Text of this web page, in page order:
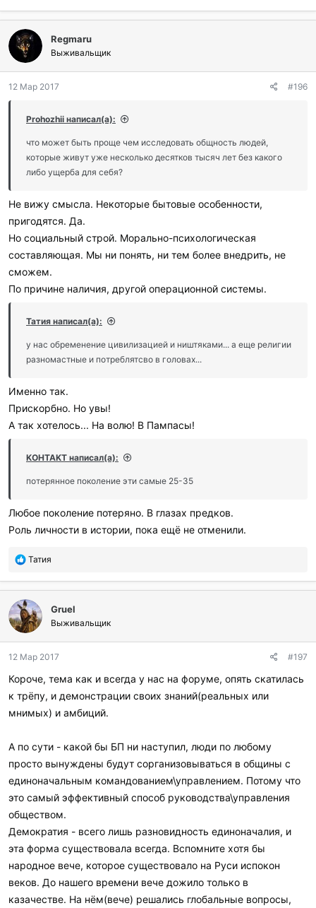
Regmaru
Выживальщик
12 Мар 2017 #196
Prohozhii написал(а):
что может быть проще чем исследовать общность людей,
которые живут уже несколько десятков тысяч лет без какого
либо ущерба для себя?
Не вижу смысла. Некоторые бытовые особенности,
пригодятся. Да.
Но социальный строй. Морально-психологическая
составляющая. Мы ни понять, ни тем более внедрить, не
сможем.
По причине наличия, другой операционной системы.
Татия написал(а):
у нас обременение цивилизацией и ништяками... а еще религии
разномастные и потреблятсво в головах...
Именно так.
Прискорбно. Но увы!
А так хотелось... На волю! В Пампасы!
KOHTAKT написал(а):
потерянное поколение эти самые 25-35
Любое поколение потеряно. В глазах предков.
Роль личности в истории, пока ещё не отменили.
П
б
л
а
г
о
а
и
л
и
Татия
Gruel
Выживальщик
12 Мар 2017 #197
Короче, тема как и всегда у нас на форуме, опять скатилась
к трёпу, и демонстрации своих знаний(реальных или
мнимых) и амбиций.
А по сути - какой бы БП ни наступил, люди по любому
просто вынуждены будут сорганизовываться в общины с
единоначальным командованием\управлением. Потому что
это самый эффективный способ руководства\управления
обществом.
Демократия - всего лишь разновидность единоначалия, и
эта форма существовала всегда. Вспомните хотя бы
народное вече, которое существовало на Руси испокон
веков. До нашего времени вече дожило только в
казачестве. На нём(вече) решались глобальные вопросы,